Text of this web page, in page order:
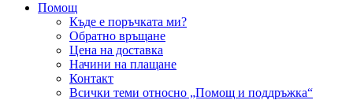
Помощ
Къде е поръчката ми?
Обратно връщане
Цена на доставка
Начини на плащане
Контакт
Всички теми относно „Помощ и поддръжка“